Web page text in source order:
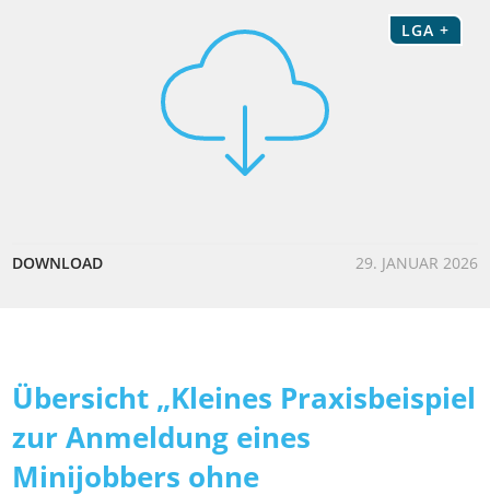
LGA +
DOWNLOAD 29. JANUAR 2026
Übersicht „Kleines Praxisbeispiel
zur Anmeldung eines
Minijobbers ohne